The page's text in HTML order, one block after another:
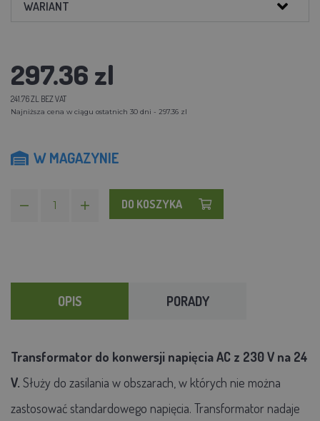
WARIANT
297.36 zl
241.76 ZL BEZ VAT
Najniższa cena w ciągu ostatnich 30 dni - 297.36 zl
W MAGAZYNIE
DO KOSZYKA
OPIS PORADY
Transformator do konwersji napięcia AC z 230 V na 24
V. Służy do zasilania w obszarach, w których nie można
zastosować standardowego napięcia. Transformator nadaje